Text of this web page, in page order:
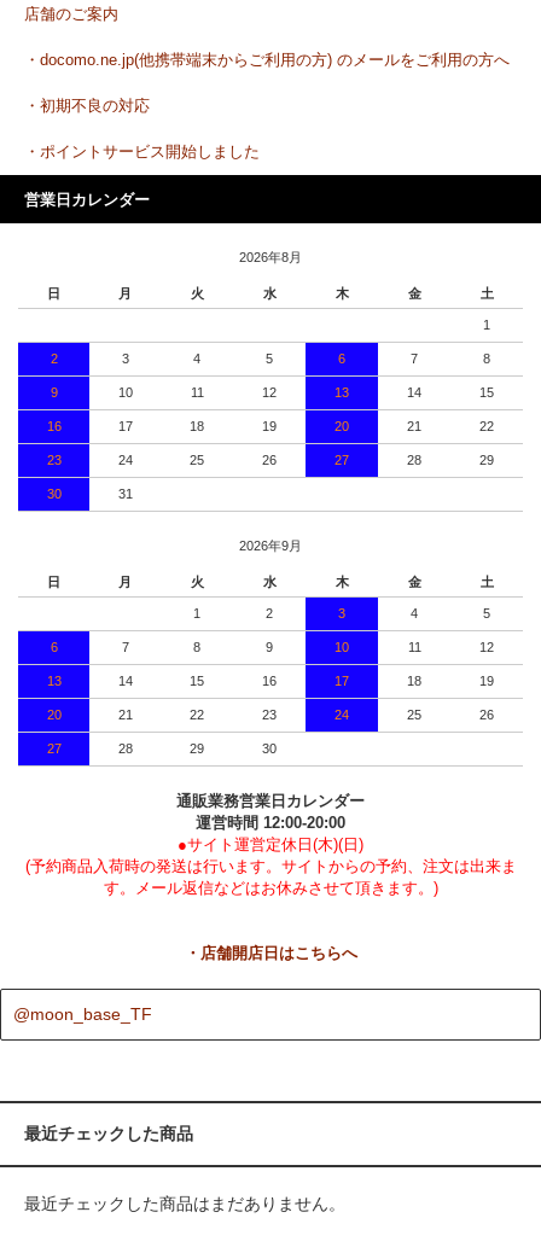
店舗のご案内
・docomo.ne.jp(他携帯端末からご利用の方) のメールをご利用の方へ
・初期不良の対応
・ポイントサービス開始しました
営業日カレンダー
2026年8月
日 月 火 水 木 金 土
1
2 3 4 5 6 7 8
9 10 11 12 13 14 15
16 17 18 19 20 21 22
23 24 25 26 27 28 29
30 31
2026年9月
日 月 火 水 木 金 土
1 2 3 4 5
6 7 8 9 10 11 12
13 14 15 16 17 18 19
20 21 22 23 24 25 26
27 28 29 30
通販業務営業日カレンダー
運営時間 12:00-20:00
●サイト運営定休日(木)(日)
(予約商品入荷時の発送は行います。サイトからの予約、注文は出来ま
す。メール返信などはお休みさせて頂きます。)
・店舗開店日はこちらへ
@moon_base_TF
最近チェックした商品
最近チェックした商品はまだありません。